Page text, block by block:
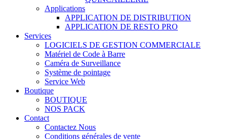
Applications
APPLICATION DE DISTRIBUTION
APPLICATION DE RESTO PRO
Services
LOGICIELS DE GESTION COMMERCIALE
Matériel de Code à Barre
Caméra de Surveillance
Système de pointage
Service Web
Boutique
BOUTIQUE
NOS PACK
Contact
Contactez Nous
Conditions générales de vente